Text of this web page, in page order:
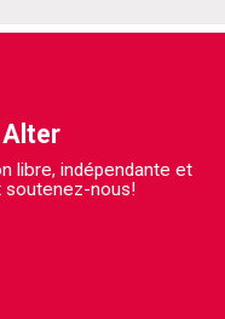
Alter
libre, indépendante et
soutenez-nous!